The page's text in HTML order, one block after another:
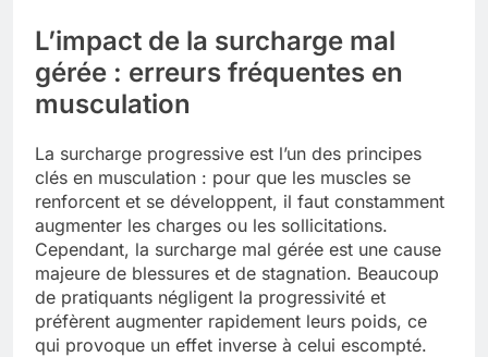
L’impact de la surcharge mal
gérée : erreurs fréquentes en
musculation
La surcharge progressive est l’un des principes
clés en musculation : pour que les muscles se
renforcent et se développent, il faut constamment
augmenter les charges ou les sollicitations.
Cependant, la surcharge mal gérée est une cause
majeure de blessures et de stagnation. Beaucoup
de pratiquants négligent la progressivité et
préfèrent augmenter rapidement leurs poids, ce
qui provoque un effet inverse à celui escompté.